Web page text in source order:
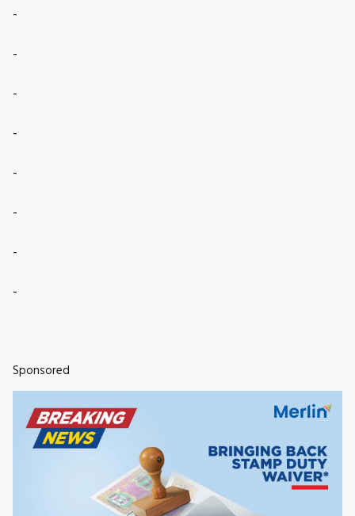
-
-
-
-
-
-
-
-
Sponsored